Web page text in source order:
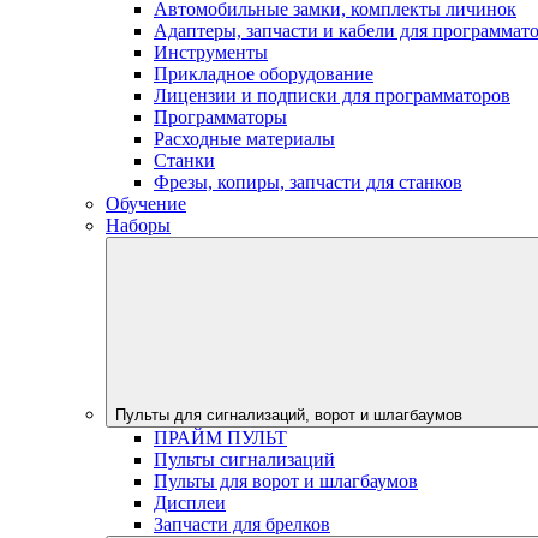
Автомобильные замки, комплекты личинок
Адаптеры, запчасти и кабели для
Инструменты
Прикладное оборудование
Лицензии и подписки для программаторов
Программаторы
Расходные материалы
Станки
Фрезы, копиры, запчасти для станков
Обучение
Наборы
Пульты для сигнализаций, ворот и шлагбаумов
ПРАЙМ ПУЛЬТ
Пульты сигнализаций
Пульты для ворот и шлагбаумов
Дисплеи
Запчасти для брелков